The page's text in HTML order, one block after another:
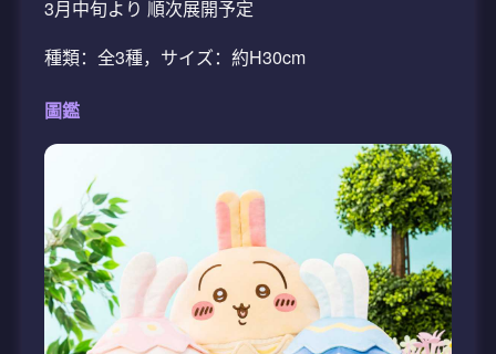
3月中旬より 順次展開予定
種類：全3種，サイズ：約H30cm
圖鑑